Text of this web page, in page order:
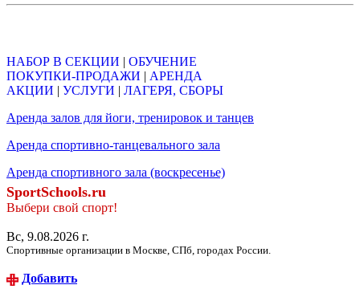
НАБОР В СЕКЦИИ | ОБУЧЕНИЕ
ПОКУПКИ-ПРОДАЖИ | АРЕНДА
АКЦИИ | УСЛУГИ | ЛАГЕРЯ, СБОРЫ
Аренда залов для йоги, тренировок и танцев
Аренда спортивно-танцевального зала
Аренда спортивного зала (воскресенье)
SportSchools.ru
Выбери свой спорт!
Вс, 9.08.2026 г.
Спортивные организации в Москве, СПб, городах России.
Добавить